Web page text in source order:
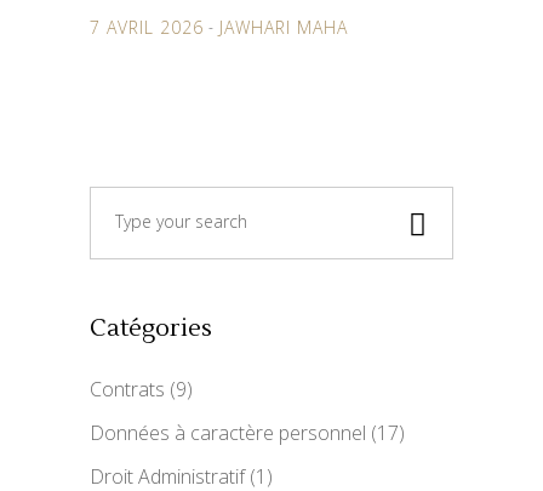
7 AVRIL 2026 JAWHARI MAHA
Catégories
Contrats (9)
Données à caractère personnel (17)
Droit Administratif(1)